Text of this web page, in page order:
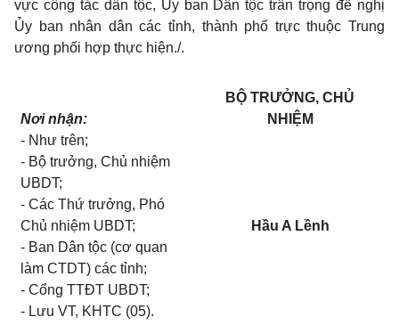
vực công tác dân tộc, Ủy ban Dân tộc trân trọng đề nghị
Ủy ban nhân dân các tỉnh, thành phố trực thuộc Trung
ương phối hợp thực hiện./.
Nơi nhận:
- Như trên;
- Bộ trưởng, Chủ nhiệm
UBDT;
- Các Thứ trưởng, Phó
Chủ nhiệm UBDT;
- Ban Dân tộc (cơ quan
làm CTDT) cáctỉnh;
- Cổng TTĐT UBDT;
- Lưu VT, KHTC (05).
BỘ TRƯỞNG, CHỦ
NHIỆM
Hầu A Lềnh